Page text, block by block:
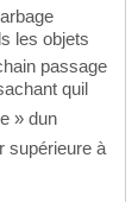
les objets
passage
quil
» dun
supérieure à